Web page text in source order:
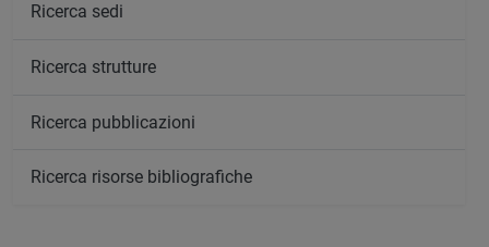
Ricerca sedi
Ricerca strutture
Ricerca pubblicazioni
Ricerca risorse bibliografiche